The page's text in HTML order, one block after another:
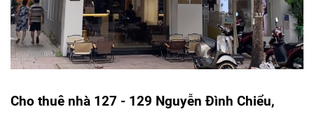
Cho thuê nhà 127 - 129 Nguyễn Đình Chiểu,